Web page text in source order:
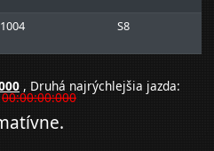
S8
, Druhá najrýchlejšia jazda:
00:00:00:000